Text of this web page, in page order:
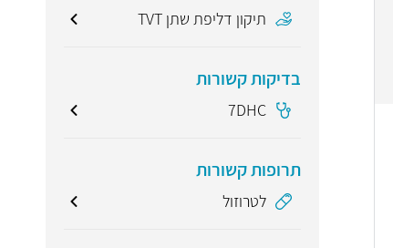
תיקון דליפת שתן TVT
בדיקות קשורות
7DHC
תרופות קשורות
לטרוזול